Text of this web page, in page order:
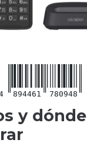
894461 780948
y dónde